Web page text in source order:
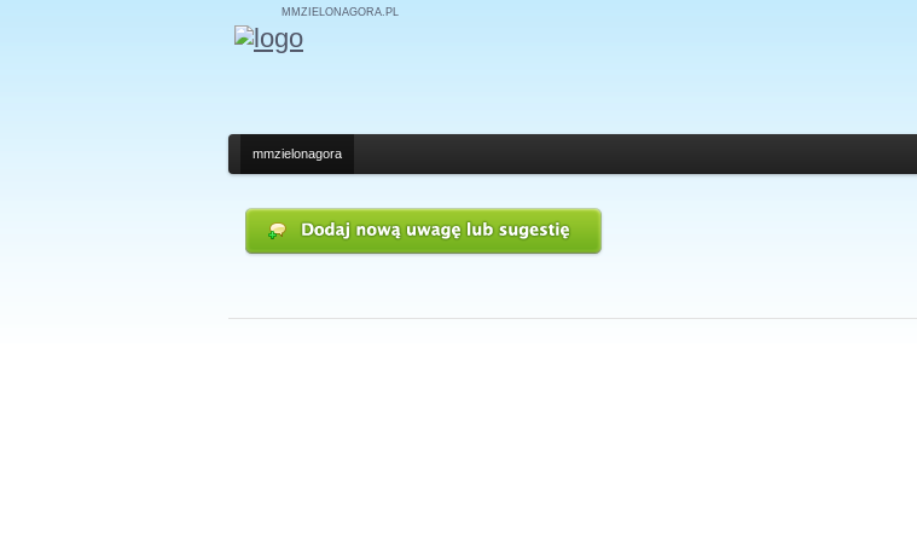
MMZIELONAGORA.PL
mmzielonagora